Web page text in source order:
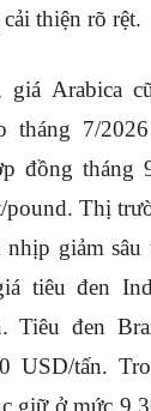
thiện rõ rệt.
Arabica
tháng 7/
đồng tháng
pound. Thị
nhịp giảm
tiêu đen
Tiêu đen
USD/tấn.
giữ ở mức